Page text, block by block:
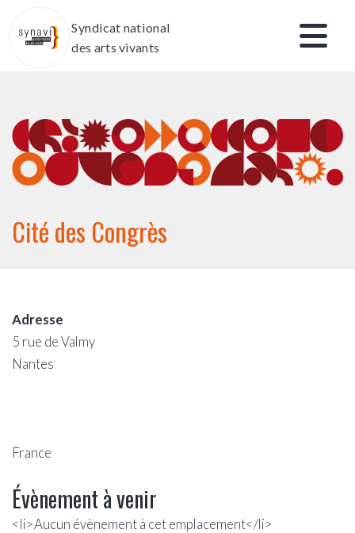
contenu
Syndicat national
des arts vivants
Cité des Congrès
Adresse
5 rue de Valmy
Nantes
France
Évènement à venir
<li>Aucun évènement à cet emplacement</li>